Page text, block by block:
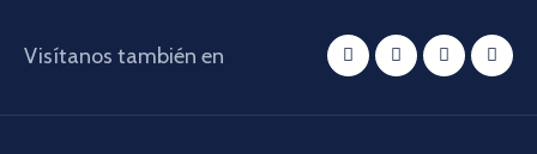
Visítanos también en